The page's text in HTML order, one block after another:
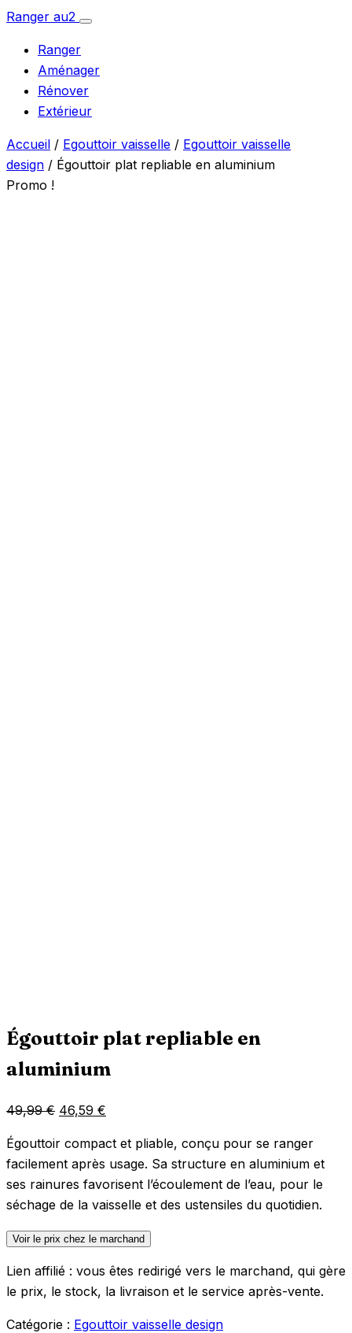
Aller
contenu
Ranger au2
Ouvrir
Ranger
Aménager
Rénover
Extérieur
Accueil / Egouttoir vaisselle / Egouttoir vaisselle
design / Égouttoir plat repliable en aluminium
Promo !
Égouttoir plat repliable en
aluminium
49,99€ Le
initial
était :
49,99 €.
46,59 €
actuel
est :
46,59 €.
Égouttoir compact et pliable, conçu pour se ranger
facilement après usage. Sa structure en aluminium et
ses rainures favorisent l’écoulement de l’eau, pour le
séchage de la vaisselle et des ustensiles du quotidien.
Voir le prix chez le marchand
Lien affilié : vous êtes redirigé vers le marchand, qui gère
le prix, le stock, la livraison et le service après-vente.
Catégorie : Egouttoir vaisselle design